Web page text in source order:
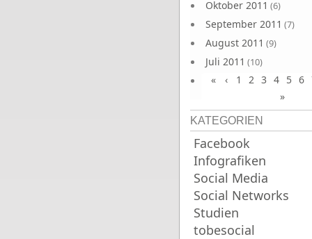
Oktober 2011 (6)
September 2011 (7)
August 2011 (9)
Juli 2011 (10)
Juni 2011(9)
« ‹ 1 2 3 4 5 6
»
KATEGORIEN
Facebook
Infografiken
Social Media
Social Networks
Studien
tobesocial